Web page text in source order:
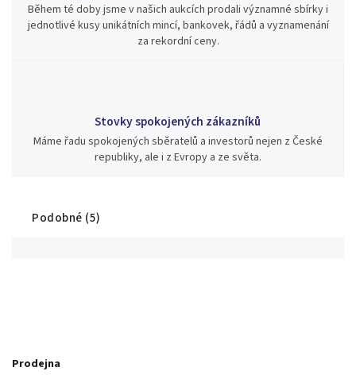
Během té doby jsme v našich aukcích prodali významné sbírky i
jednotlivé kusy unikátních mincí, bankovek, řádů a vyznamenání
za rekordní ceny.
Stovky spokojených zákazníků
Máme řadu spokojených sběratelů a investorů nejen z České
republiky, ale i z Evropy a ze světa.
Podobné (5)
Prodejna